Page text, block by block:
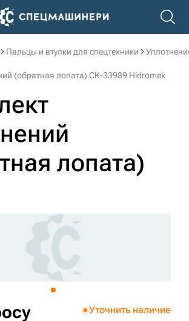
Пальцы и втулки для спецтехники
(обратная лопата) СК-33989 Hidromek
лопата)
Уточнить наличие